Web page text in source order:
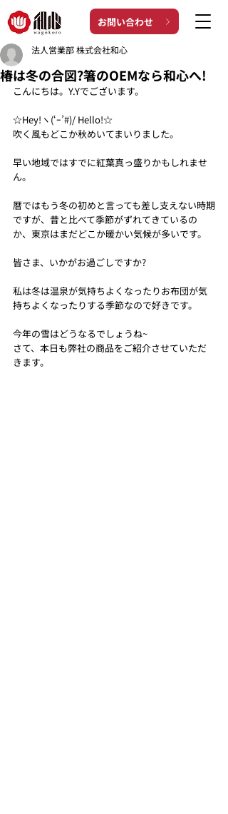
お問い合わせ
椿は冬の合図?箸のOEMなら和心へ!
法人営業部 株式会社和心
こんにちは。Y.Yでございます。
☆Hey!ヽ(‘ｰ’#)/ Hello!☆
吹く風もどこか秋めいてまいりました。
早い地域ではすでに紅葉真っ盛りかもしれませ
ん。
暦ではもう冬の初めと言っても差し支えない時期
ですが、昔と比べて季節がずれてきているの
か、東京はまだどこか暖かい気候が多いです。
皆さま、いかがお過ごしですか?
私は冬は温泉が気持ちよくなったりお布団が気
持ちよくなったりする季節なので好きです。
今年の雪はどうなるでしょうね~
さて、本日も弊社の商品をご紹介させていただ
きます。